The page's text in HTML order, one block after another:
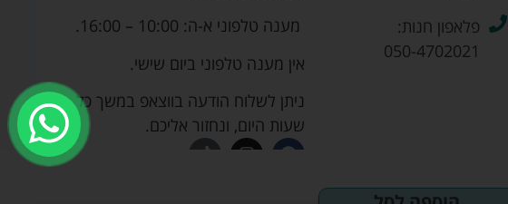
פלאפון חנות:
050-4702021
מענה טלפוני א-ה: 10:00 – 16:00.
אין מענה טלפוני ביום שישי.
ניתן לשלוח הודעה בווצאפ במשך כל
שעות היום, ונחזור אליכם.